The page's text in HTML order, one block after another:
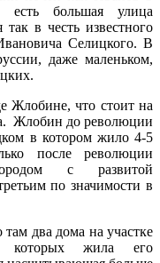
большая улица
так в честь известного
Селицкого. В
даже маленьком,
Жлобине, что стоит на
Жлобин до революции
в котором жило 4-5
после революции
с развитой
по значимости в
два дома на участке
которых жила его